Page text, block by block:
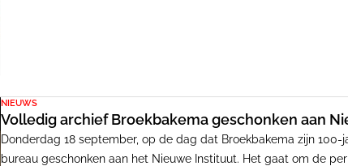
NIEUWS
Volledig archief Broekbakema geschonken aan
Donderdag 18 september, op de dag dat Broekbakema zijn
bureau geschonken aan het Nieuwe Instituut. Het gaat om de